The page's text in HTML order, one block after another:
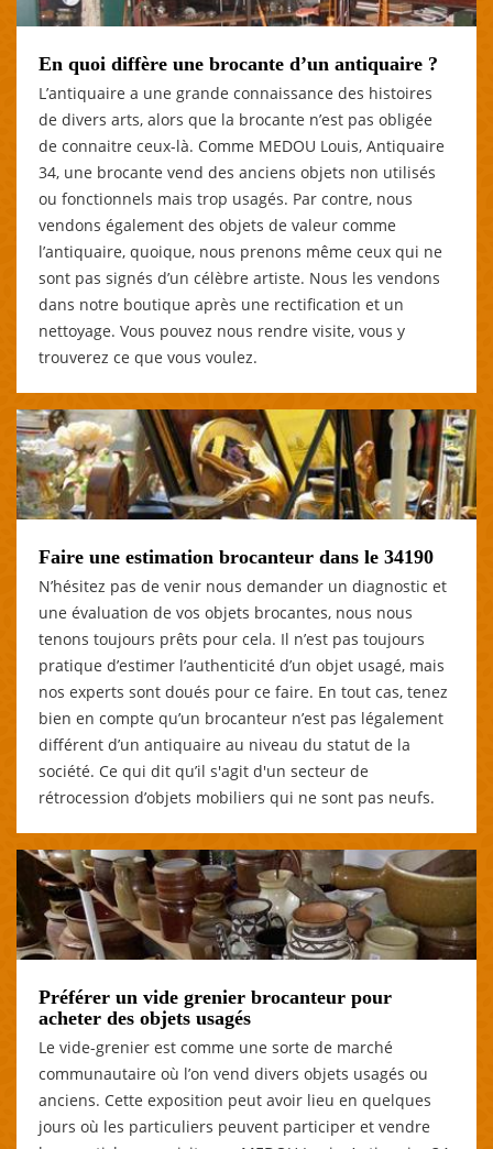
En quoi diffère une brocante d’un antiquaire ?
L’antiquaire a une grande connaissance des histoires
de divers arts, alors que la brocante n’est pas obligée
de connaitre ceux-là. Comme MEDOU Louis, Antiquaire
34, une brocante vend des anciens objets non utilisés
ou fonctionnels mais trop usagés. Par contre, nous
vendons également des objets de valeur comme
l’antiquaire, quoique, nous prenons même ceux qui ne
sont pas signés d’un célèbre artiste. Nous les vendons
dans notre boutique après une rectification et un
nettoyage. Vous pouvez nous rendre visite, vous y
trouverez ce que vous voulez.
Faire une estimation brocanteur dans le 34190
N’hésitez pas de venir nous demander un diagnostic et
une évaluation de vos objets brocantes, nous nous
tenons toujours prêts pour cela. Il n’est pas toujours
pratique d’estimer l’authenticité d’un objet usagé, mais
nos experts sont doués pour ce faire. En tout cas, tenez
bien en compte qu’un brocanteur n’est pas légalement
différent d’un antiquaire au niveau du statut de la
société. Ce qui dit qu’il s'agit d'un secteur de
rétrocession d’objets mobiliers qui ne sont pas neufs.
Préférer un vide grenier brocanteur pour
acheter des objets usagés
Le vide-grenier est comme une sorte de marché
communautaire où l’on vend divers objets usagés ou
anciens. Cette exposition peut avoir lieu en quelques
jours où les particuliers peuvent participer et vendre